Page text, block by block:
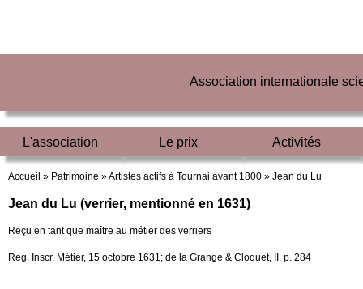
Association internationale
L'association Le prix Activités
Accueil » Patrimoine »Artistes actifs à Tournai avant 1800 » Jean du Lu
Jean du Lu (verrier, mentionné en 1631)
Reçu en tant que maître au métier des verriers
Reg. Inscr. Métier, 15 octobre 1631; de la Grange & Cloquet, II, p. 284